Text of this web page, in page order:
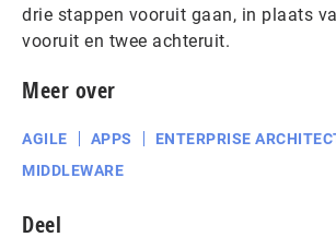
drie stappen vooruit gaan, in plaats
vooruit en twee achteruit.
Meer over
AGILE APPS
ENTERPRISE
MIDDLEWARE
Deel